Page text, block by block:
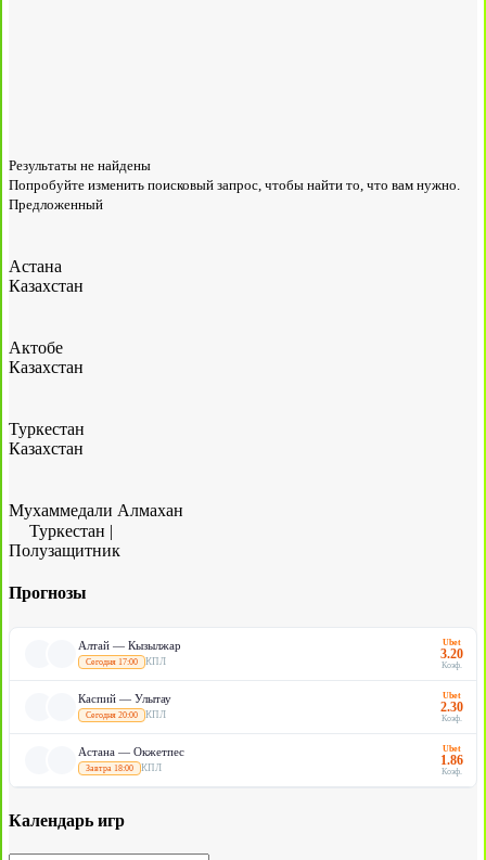
Результаты не найдены
Попробуйте изменить поисковый запрос, чтобы найти то, что вам нужно.
Предложенный
Астана
Казахстан
Актобе
Казахстан
Туркестан
Казахстан
Мухаммедали Алмахан
Туркестан |
Полузащитник
Прогнозы
Алтай — Кызылжар
Сегодня 17:00 КПЛ
Ubet
3.20
Коэф.
Каспий — Улытау
Сегодня 20:00 КПЛ
Ubet
2.30
Коэф.
Астана — Окжетпес
Завтра 18:00 КПЛ
Ubet
1.86
Коэф.
Календарь игр